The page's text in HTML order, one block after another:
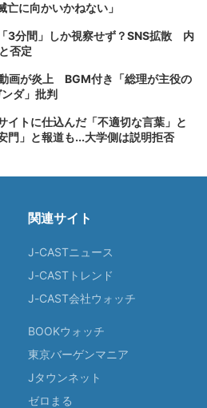
に向かいかねない」
3分間」しか視察せず？SNS拡散 内
否定
画が炎上 BGM付き「総理が主役の
ダ」批判
イトに仕込んだ「不適切な言葉」と
」と報道も...大学側は説明拒否
関連サイト
J-CASTニュース
J-CASTトレンド
J-CAST会社ウォッチ
BOOKウォッチ
東京バーゲンマニア
Jタウンネット
ゼロまる